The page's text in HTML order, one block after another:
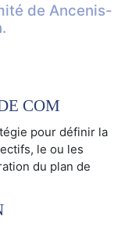
de Ancenis-
COM
pour définir la
le ou les
du plan de